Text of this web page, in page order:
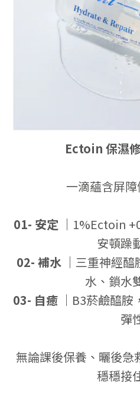
Ectoin 保濕
一滴蘊含屏
01- 安定 ｜ 1%Ectoin
安頓躁
02- 補水 ｜ 三重神經醯
水、鎖水
03- 自癒 ｜ B3菸鹼醯胺
彈
無論課後保養、曬後急
穩穩接